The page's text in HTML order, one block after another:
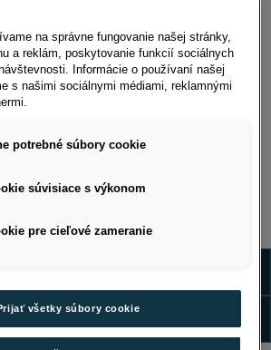
LÍZINGU
kúpu auta a vaša voľba padla na
sa však dostaviť obavy z toho,
„majiteľ” o auto staral. Predsa
ale lízingovke.
že je ako nové a máme k nemu
detail.
sme teraz spísali na jedno
na správne fungovanie našej stránky,
a reklám, poskytovanie funkcií sociálnych
Informácie o používaní našej
s našimi sociálnymi médiami, reklamnými
potrebné súbory cookie
súvisiace s výkonom
pre cieľové zameranie
všetky súbory cookie